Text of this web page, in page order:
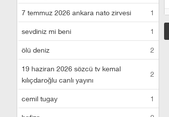
7 temmuz 2026 ankara nato zirvesi 1
sevdiniz mi beni 1
ölü deniz 2
19 haziran 2026 sözcü tv kemal
kılıçdaroğlu canlı yayını
2
cemil tugay 1